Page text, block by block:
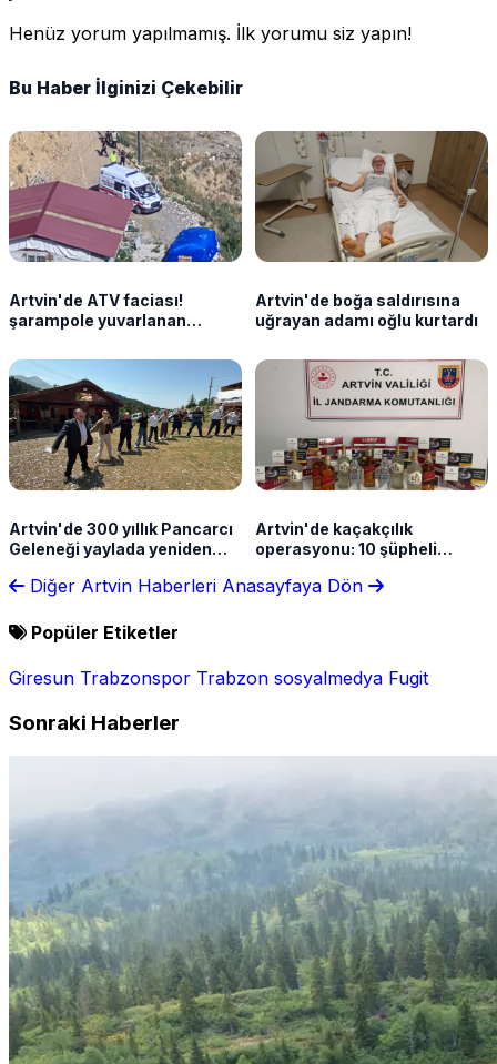
Henüz yorum yapılmamış. İlk yorumu siz yapın!
Bu Haber İlginizi Çekebilir
Artvin'de ATV faciası!
şarampole yuvarlanan
yaralandı
Artvin'de boğa saldırısına
uğrayan adamı oğlu kurtardı
Artvin'de 300 yıllık Pancarcı
Geleneği yaylada yeniden
Artvin'de kaçakçılık
operasyonu: 10 şüpheli
Diğer Artvin Haberleri Anasayfaya Dön
Popüler Etiketler
Giresun Trabzonspor Trabzon sosyalmedya Fugit
Sonraki Haberler